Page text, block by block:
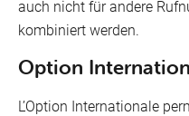
auch nicht für andere
kombiniert werden.
Option
L’Option Internationale